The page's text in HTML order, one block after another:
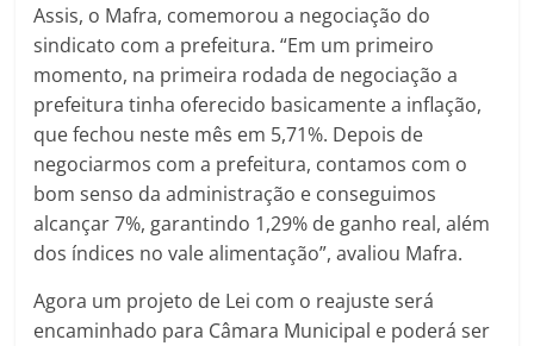
Assis, o Mafra, comemorou a negociação do
sindicato com a prefeitura. “Em um primeiro
momento, na primeira rodada de negociação a
prefeitura tinha oferecido basicamente a inflação,
que fechou neste mês em 5,71%. Depois de
negociarmos com a prefeitura, contamos com o
bom senso da administração e conseguimos
alcançar 7%, garantindo 1,29% de ganho real, além
dos índices no vale alimentação”, avaliou Mafra.
Agora um projeto de Lei com o reajuste será
encaminhado para Câmara Municipal e poderá ser